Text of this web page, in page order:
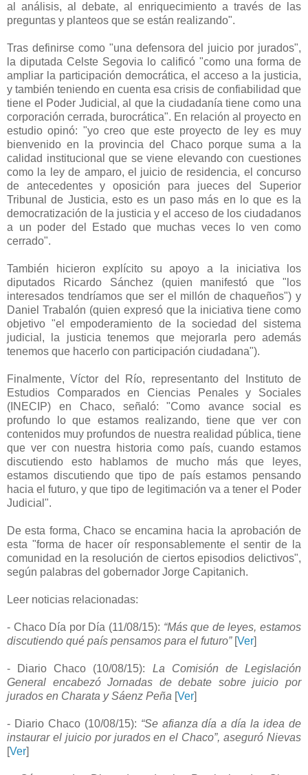
al análisis, al debate, al enriquecimiento a través de las
preguntas y planteos que se están realizando".
Tras definirse como "una defensora del juicio por jurados",
la diputada Celste Segovia lo calificó "como una forma de
ampliar la participación democrática, el acceso a la justicia,
y también teniendo en cuenta esa crisis de confiabilidad que
tiene el Poder Judicial, al que la ciudadanía tiene como una
corporación cerrada, burocrática". En relación al proyecto en
estudio opinó: "yo creo que este proyecto de ley es muy
bienvenido en la provincia del Chaco porque suma a la
calidad institucional que se viene elevando con cuestiones
como la ley de amparo, el juicio de residencia, el concurso
de antecedentes y oposición para jueces del Superior
Tribunal de Justicia, esto es un paso más en lo que es la
democratización de la justicia y el acceso de los ciudadanos
a un poder del Estado que muchas veces lo ven como
cerrado".
También hicieron explícito su apoyo a la iniciativa los
diputados Ricardo Sánchez (quien manifestó que "los
interesados tendríamos que ser el millón de chaqueños") y
Daniel Trabalón (quien expresó que la iniciativa tiene como
objetivo "el empoderamiento de la sociedad del sistema
judicial, la justicia tenemos que mejorarla pero además
tenemos que hacerlo con participación ciudadana").
Finalmente, Víctor del Río, representanto del Instituto de
Estudios Comparados en Ciencias Penales y Sociales
(INECIP) en Chaco, señaló: "Como avance social es
profundo lo que estamos realizando, tiene que ver con
contenidos muy profundos de nuestra realidad pública, tiene
que ver con nuestra historia como país, cuando estamos
discutiendo esto hablamos de mucho más que leyes,
estamos discutiendo que tipo de país estamos pensando
hacia el futuro, y que tipo de legitimación va a tener el Poder
Judicial".
De esta forma, Chaco se encamina hacia la aprobación de
esta "forma de hacer oír responsablemente el sentir de la
comunidad en la resolución de ciertos episodios delictivos",
según palabras del gobernador Jorge Capitanich.
Leer noticias relacionadas:
- Chaco Día por Día (11/08/15): “Más que de leyes, estamos
discutiendo qué país pensamos para el futuro”[Ver]
- Diario Chaco (10/08/15): La Comisión de Legislación
General encabezó Jornadas de debate sobre juicio por
jurados en Charata y Sáenz Peña [Ver]
- Diario Chaco (10/08/15): “Se afianza día a día la idea de
instaurar el juicio por jurados en el Chaco”, aseguró Nievas
[Ver]